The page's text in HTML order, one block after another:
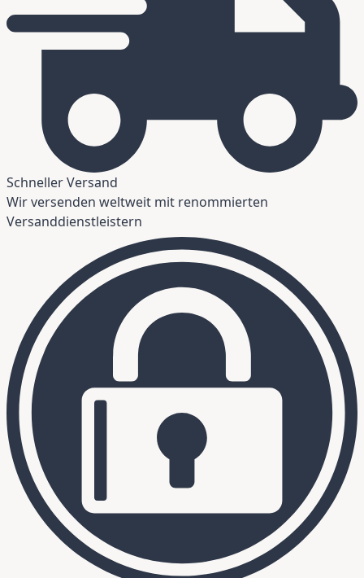
Schneller Versand
Wir versenden weltweit mit renommierten
Versanddienstleistern